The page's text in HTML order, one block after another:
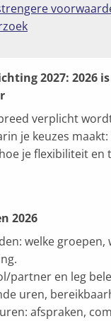
2027: 2026
verplicht
je keuzes
je flexibiliteit en
2026
welke groepen,
partner en leg
uren,
afspraken,